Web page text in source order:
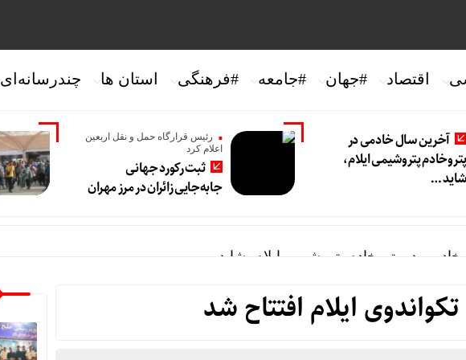
اقتصاد #جهان #جامعه #فرهنگی استان ها چندرسانه‌ای
آخرین سال خادمی در
پتروخادم پتروشیمی ایلام،
شاید …
رئیس قرارگاه حمل و نقل اربعین
اعلام کرد
ثبت رکورد جهانی
جابه‌جایی زائران در مرز مهران
در پتروخادم پتروشیمی ایلام، شاید …
ایلام افتتاح شد